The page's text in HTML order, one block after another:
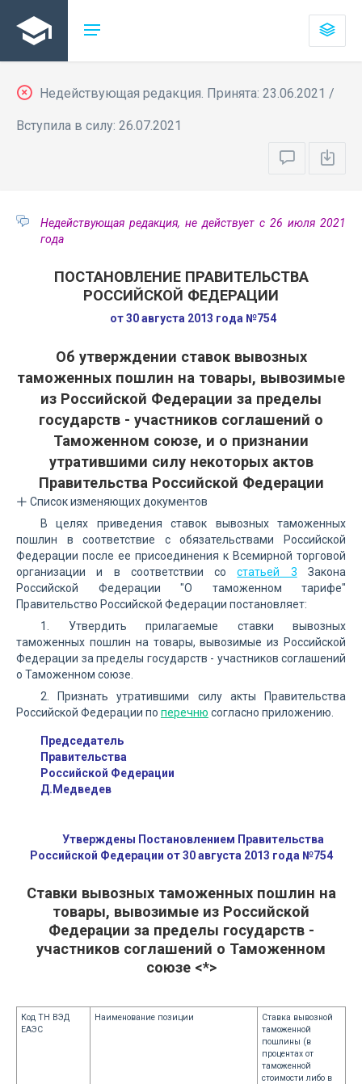
Недействующая редакция. Принята: 23.06.2021 /
Вступила в силу: 26.07.2021
Недействующая редакция, не действует с 26 июля 2021
года
ПОСТАНОВЛЕНИЕ ПРАВИТЕЛЬСТВА
РОССИЙСКОЙ ФЕДЕРАЦИИ
от 30 августа 2013 года №754
Об утверждении ставок вывозных
таможенных пошлин на товары, вывозимые
из Российской Федерации за пределы
государств - участников соглашений о
Таможенном союзе, и о признании
утратившими силу некоторых актов
Правительства Российской Федерации
Список изменяющих документов
В целях приведения ставок вывозных таможенных
пошлин в соответствие с обязательствами Российской
Федерации после ее присоединения к Всемирной торговой
организации и в соответствии состатьей 3 Закона
Российской Федерации "О таможенном тарифе"
Правительство Российской Федерации постановляет:
1. Утвердить прилагаемые ставки вывозных
таможенных пошлин на товары, вывозимые из Российской
Федерации за пределы государств - участников соглашений
о Таможенном союзе.
2. Признать утратившими силу акты Правительства
Российской Федерации по перечню согласно приложению.
Председатель
Правительства
Российской Федерации
Д.Медведев
Утверждены Постановлением Правительства
Российской Федерации от 30 августа 2013 года №754
Ставки вывозных таможенных пошлин на
товары, вывозимые из Российской
Федерации за пределы государств -
участников соглашений о Таможенном
союзе <*>
Код ТН ВЭД
ЕАЭС
Наименование позиции
Ставка вывозной
таможенной
пошлины (в
процентах от
таможенной
стоимости либо в